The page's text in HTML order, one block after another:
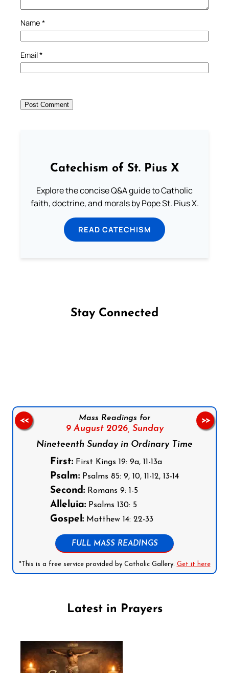
Name *
Email*
Catechism of St. Pius X
Explore the concise Q&A guide to Catholic
faith, doctrine, and morals by Pope St. Pius X.
READ CATECHISM
Stay Connected
Mass Readings for
9 August 2026, Sunday
Nineteenth Sunday in Ordinary Time
First: First Kings 19: 9a, 11-13a
Psalm: Psalms 85: 9, 10, 11-12, 13-14
Second: Romans 9: 1-5
Alleluia: Psalms 130: 5
Gospel: Matthew 14: 22-33
FULL MASS READINGS
*This is a free service provided by Catholic Gallery. Get it here
<< >>
Latest in Prayers